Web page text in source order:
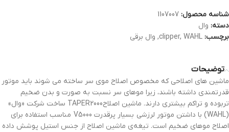
شناسه محصول: 1107007
دسته: وال
برچسب:
clipper, WAHL
, وال برقی
توضیحات
ماشین های اصلاحی که مخصوص اصلاح موی سر ساخته می شوند باید موتور
قدرتمندی داشته باشند، زیرا موهای سر نسبت به صورت و بدن ضخیم
تربوده و تراکم بیشتری دارند. ماشین اصلاحTAPER2000 ساخت شرکت «وال»
(WAHL) با داشتن موتور لرزشی بسیار پرقدرت V5000 مناسب استفاده برای
اصلاح موهای ضخیم است. تیغه‌ی ماشین اصلاح از جنس استیل پوشش داده